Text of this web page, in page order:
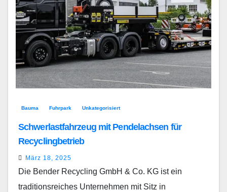
Bauma Fuhrpark Unkategorisiert
Schwerlastfahrzeug mit Pendelachsen für
Recyclingbetrieb
März 18, 2025
Die Bender Recycling GmbH & Co. KG ist ein
traditionsreiches Unternehmen mit Sitz in